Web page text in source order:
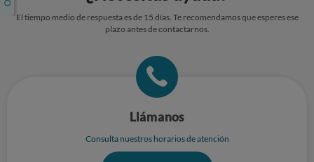
El tiempo medio de respuesta es de 15 días. Te recomendamos que esperes ese
plazo antes de contactarnos.
Llámanos
Consulta nuestros horarios de atención